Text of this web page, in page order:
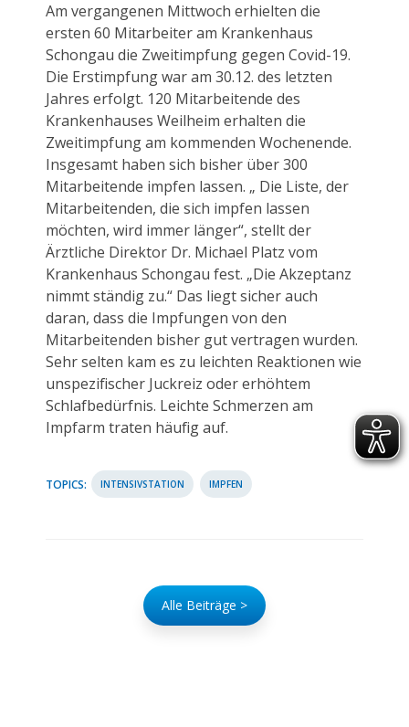
Am vergangenen Mittwoch erhielten die
ersten 60 Mitarbeiter am Krankenhaus
Schongau die Zweitimpfung gegen Covid-19.
Die Erstimpfung war am 30.12. des letzten
Jahres erfolgt. 120 Mitarbeitende des
Krankenhauses Weilheim erhalten die
Zweitimpfung am kommenden Wochenende.
Insgesamt haben sich bisher über 300
Mitarbeitende impfen lassen. „ Die Liste, der
Mitarbeitenden, die sich impfen lassen
möchten, wird immer länger“, stellt der
Ärztliche Direktor Dr. Michael Platz vom
Krankenhaus Schongau fest. „Die Akzeptanz
nimmt ständig zu.“ Das liegt sicher auch
daran, dass die Impfungen von den
Mitarbeitenden bisher gut vertragen wurden.
Sehr selten kam es zu leichten Reaktionen wie
unspezifischer Juckreiz oder erhöhtem
Schlafbedürfnis. Leichte Schmerzen am
Impfarm traten häufig auf.
TOPICS: INTENSIVSTATION IMPFEN
Alle Beiträge >